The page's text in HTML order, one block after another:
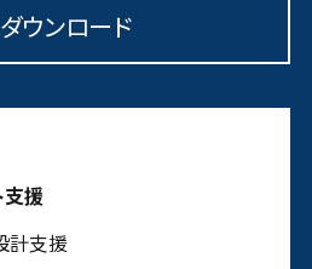
ウンロード
支援
計支援